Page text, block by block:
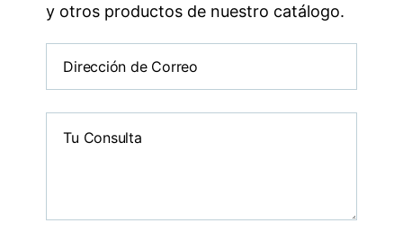
y otros productos de nuestro catálogo.